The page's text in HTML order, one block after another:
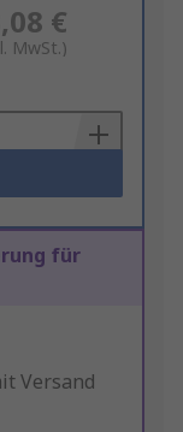
€
MwSt.)
für
Versand